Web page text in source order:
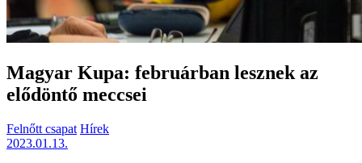
Magyar Kupa: februárban lesznek az
elődöntő meccsei
Felnőtt csapat Hírek
2023.01.13.